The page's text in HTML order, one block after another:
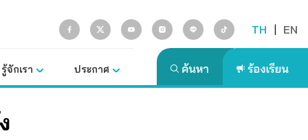
TH | EN
รู้จักเรา ประกาศ